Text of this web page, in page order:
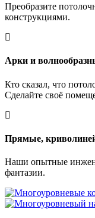
Преобразите
конструкциями.
Арки и
Кто сказал, что
Сделайте своё
Прямые,
Наши опытные
фантазии.